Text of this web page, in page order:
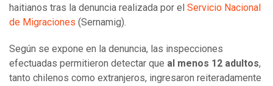
haitianos tras la denuncia realizada por el Servicio Nacional
de Migraciones (Sernamig).
Según se expone en la denuncia, las inspecciones
efectuadas permitieron detectar que al menos 12 adultos,
tanto chilenos como extranjeros, ingresaron reiteradamente